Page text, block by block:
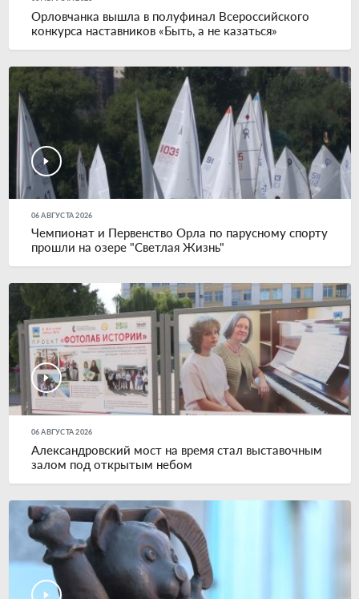
Орловчанка вышла в полуфинал Всероссийского
конкурса наставников «Быть, а не казаться»
06 АВГУСТА 2026
Чемпионат и Первенство Орла по парусному спорту
прошли на озере "Светлая Жизнь"
06 АВГУСТА 2026
Александровский мост на время стал выставочным
залом под открытым небом